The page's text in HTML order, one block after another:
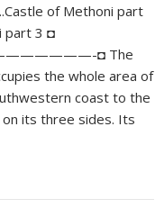
of Methoni part
part 3 ◘
◘ The
the whole area of
coast to the
its three sides. Its